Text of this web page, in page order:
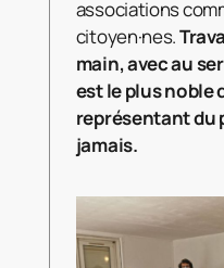
associations
citoyen·nes.
main, avec au
est le plus noble
représentant du
jamais.